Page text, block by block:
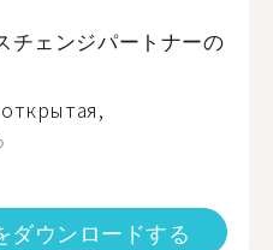
チェンジパートナーの
ダウンロードする